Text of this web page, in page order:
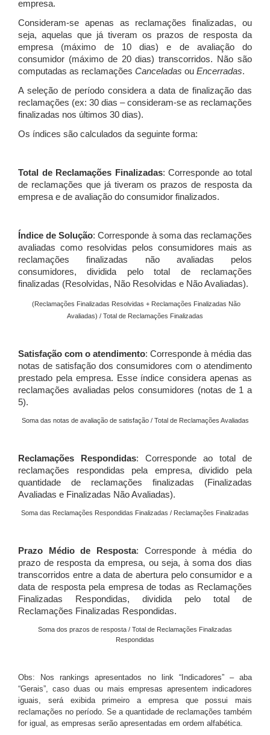
empresa.
Consideram-se apenas as reclamações finalizadas, ou
seja, aquelas que já tiveram os prazos de resposta da
empresa (máximo de 10 dias) e de avaliação do
consumidor (máximo de 20 dias) transcorridos. Não são
computadas as reclamações Canceladas ou Encerradas.
A seleção de período considera a data de finalização das
reclamações (ex: 30 dias – consideram-se as reclamações
finalizadas nos últimos 30 dias).
Os índices são calculados da seguinte forma:
Total de Reclamações Finalizadas: Corresponde ao total
de reclamações que já tiveram os prazos de resposta da
empresa e de avaliação do consumidor finalizados.
Índice de Solução: Corresponde à soma das reclamações
avaliadas como resolvidas pelos consumidores mais as
reclamações finalizadas não avaliadas pelos
consumidores, dividida pelo total de reclamações
finalizadas (Resolvidas, Não Resolvidas e Não Avaliadas).
(Reclamações Finalizadas Resolvidas + Reclamações Finalizadas Não
Avaliadas) / Total de Reclamações Finalizadas
Satisfação com o atendimento: Corresponde à média das
notas de satisfação dos consumidores com o atendimento
prestado pela empresa. Esse índice considera apenas as
reclamações avaliadas pelos consumidores (notas de 1 a
5).
Soma das notas de avaliação de satisfação / Total de Reclamações Avaliadas
Reclamações Respondidas: Corresponde ao total de
reclamações respondidas pela empresa, dividido pela
quantidade de reclamações finalizadas (Finalizadas
Avaliadas e Finalizadas Não Avaliadas).
Soma das Reclamações Respondidas Finalizadas / Reclamações Finalizadas
Prazo Médio de Resposta: Corresponde à média do
prazo de resposta da empresa, ou seja, à soma dos dias
transcorridos entre a data de abertura pelo consumidor e a
data de resposta pela empresa de todas as Reclamações
Finalizadas Respondidas, dividida pelo total de
Reclamações Finalizadas Respondidas.
Soma dos prazos de resposta / Total de Reclamações Finalizadas
Respondidas
Obs: Nos rankings apresentados no link “Indicadores” – aba
“Gerais”, caso duas ou mais empresas apresentem indicadores
iguais, será exibida primeiro a empresa que possui mais
reclamações no período. Se a quantidade de reclamações também
for igual, as empresas serão apresentadas em ordem alfabética.